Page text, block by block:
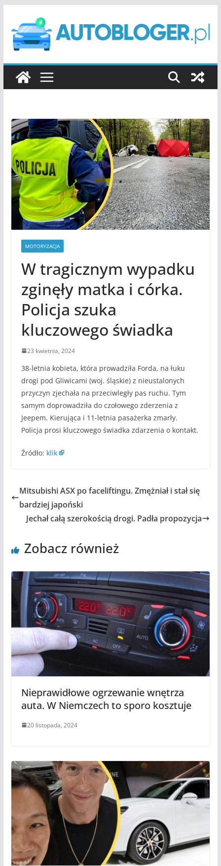
treści
MOTORYZACJA
W tragicznym wypadku
zginęły matka i córka.
Policja szuka
kluczowego świadka
23 kwietnia, 2024
38-letnia kobieta, która prowadziła Forda, na łuku
drogi pod Gliwicami (woj. śląskie) z nieustalonych
przyczyn zjechała na przeciwległy pas ruchu. Tym
samym doprowadziła do czołowego zderzenia z
Jeepem. Kierująca i 11-letnia pasażerka zmarły.
Policja prosi kluczowego świadka zdarzenia o kontakt.
Źródło: klik
Mitsubishi ASX po faceliftingu. Zmężniał i stał się
bardziej japoński
Jechał całą szerokością drogi. Padła propozycja
Zobacz również
Nieprawidłowe ogrzewanie wnętrza
auta. W Niemczech to sporo kosztuje
20 listopada, 2024